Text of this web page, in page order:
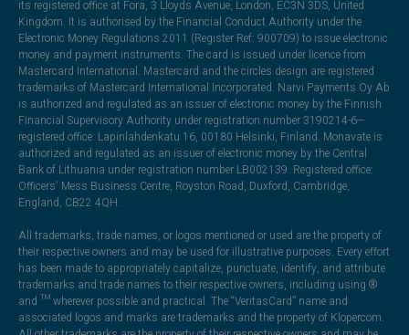
its registered office at Fora, 3 Lloyds Avenue, London, EC3N 3DS, United
Kingdom. It is authorised by the Financial Conduct Authority under the
Electronic Money Regulations 2011 (Register Ref: 900709) to issue electronic
money and payment instruments. The card is issued under licence from
Mastercard International. Mastercard and the circles design are registered
trademarks of Mastercard International Incorporated. Narvi Payments Oy Ab
is authorized and regulated as an issuer of electronic money by the Finnish
Financial Supervisory Authority under registration number 3190214-6—
registered office: Lapinlahdenkatu 16, 00180 Helsinki, Finland. Monavate is
authorized and regulated as an issuer of electronic money by the Central
Bank of Lithuania under registration number LB002139. Registered office:
Officers' Mess Business Centre, Royston Road, Duxford, Cambridge,
England, CB22 4QH.
All trademarks, trade names, or logos mentioned or used are the property of
their respective owners and may be used for illustrative purposes. Every effort
has been made to appropriately capitalize, punctuate, identify, and attribute
trademarks and trade names to their respective owners, including using ®
and ™ wherever possible and practical. The “VeritasCard” name and
associated logos and marks are trademarks and the property of Klopercom.